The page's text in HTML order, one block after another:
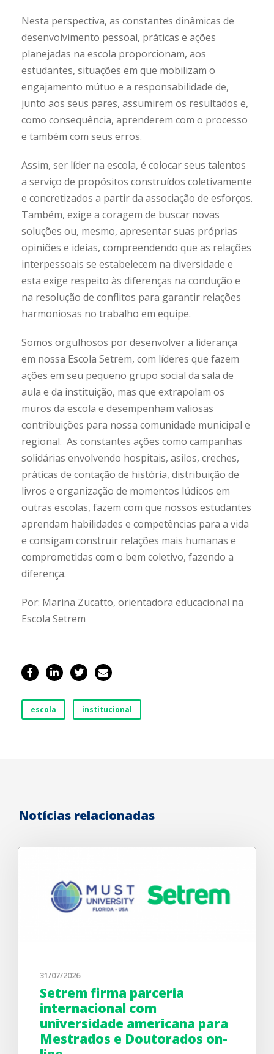
Nesta perspectiva, as constantes dinâmicas de
desenvolvimento pessoal, práticas e ações
planejadas na escola proporcionam, aos
estudantes, situações em que mobilizam o
engajamento mútuo e a responsabilidade de,
junto aos seus pares, assumirem os resultados e,
como consequência, aprenderem com o processo
e também com seus erros.
Assim, ser líder na escola, é colocar seus talentos
a serviço de propósitos construídos coletivamente
e concretizados a partir da associação de esforços.
Também, exige a coragem de buscar novas
soluções ou, mesmo, apresentar suas próprias
opiniões e ideias, compreendendo que as relações
interpessoais se estabelecem na diversidade e
esta exige respeito às diferenças na condução e
na resolução de conflitos para garantir relações
harmoniosas no trabalho em equipe.
Somos orgulhosos por desenvolver a liderança
em nossa Escola Setrem, com líderes que fazem
ações em seu pequeno grupo social da sala de
aula e da instituição, mas que extrapolam os
muros da escola e desempenham valiosas
contribuições para nossa comunidade municipal e
regional. As constantes ações como campanhas
solidárias envolvendo hospitais, asilos, creches,
práticas de contação de história, distribuição de
livros e organização de momentos lúdicos em
outras escolas, fazem com que nossos estudantes
aprendam habilidades e competências para a vida
e consigam construir relações mais humanas e
comprometidas com o bem coletivo, fazendo a
diferença.
Por: Marina Zucatto, orientadora educacional na
Escola Setrem
escola institucional
Notícias relacionadas
31/07/2026
Setrem firma parceria
internacional com
universidade americana para
Mestrados e Doutorados on-